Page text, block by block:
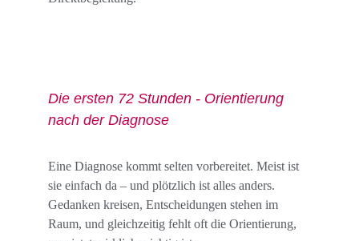
Die ersten 72 Stunden - Orientierung
nach der Diagnose
Eine Diagnose kommt selten vorbereitet. Meist ist
sie einfach da – und plötzlich ist alles anders.
Gedanken kreisen, Entscheidungen stehen im
Raum, und gleichzeitig fehlt oft die Orientierung,